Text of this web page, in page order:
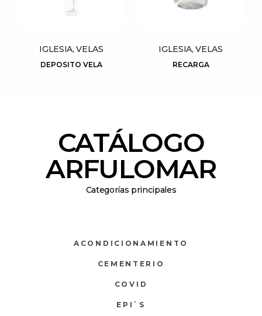
IGLESIA, VELAS
DEPOSITO VELA
IGLESIA, VELAS
RECARGA
CATÁLOGO
ARFULOMAR
Categorías principales
ACONDICIONAMIENTO
CEMENTERIO
COVID
EPI`S